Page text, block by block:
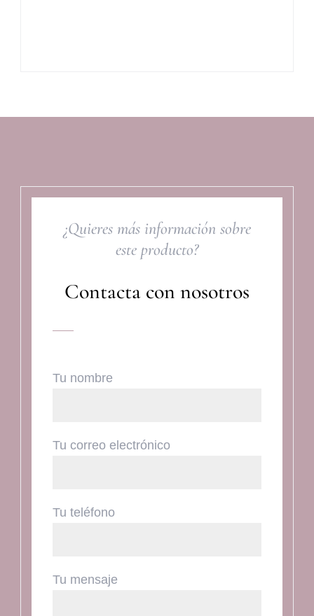
¿Quieres más información sobre
este producto?
Contacta con nosotros
Tu nombre
Tu correo electrónico
Tu teléfono
Tu mensaje